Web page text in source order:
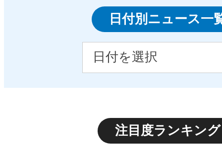
日付別ニュース一
注目度ランキング